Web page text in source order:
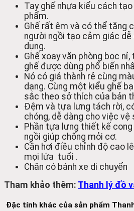
Tay ghế nhựa kiểu cách
phẩm.
Ghế rất êm và có thể tăng
người ngồi tạo cảm giác
dụng.
Ghế xoay văn phòng bọc
ghế được dùng phổ biến
Nó có giá thành rẻ cùng
dạng. Cùng một kiểu ghế
sắc theo sở thích của bản
Đệm và tựa lưng tách rời,
chóng, dễ dàng cho việc vệ
Phần tựa lưng thiết kế
ngồi giúp chống mỏi cơ.
Cần hơi điều chỉnh độ cao
mọi lứa tuổi .
Chân có bánh xe di chuyển
Tham khảo thêm: Thanh lý đồ
Đặc tính khác của sản phẩm